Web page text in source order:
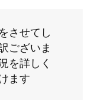
させてし
ございま
を詳しく
ます